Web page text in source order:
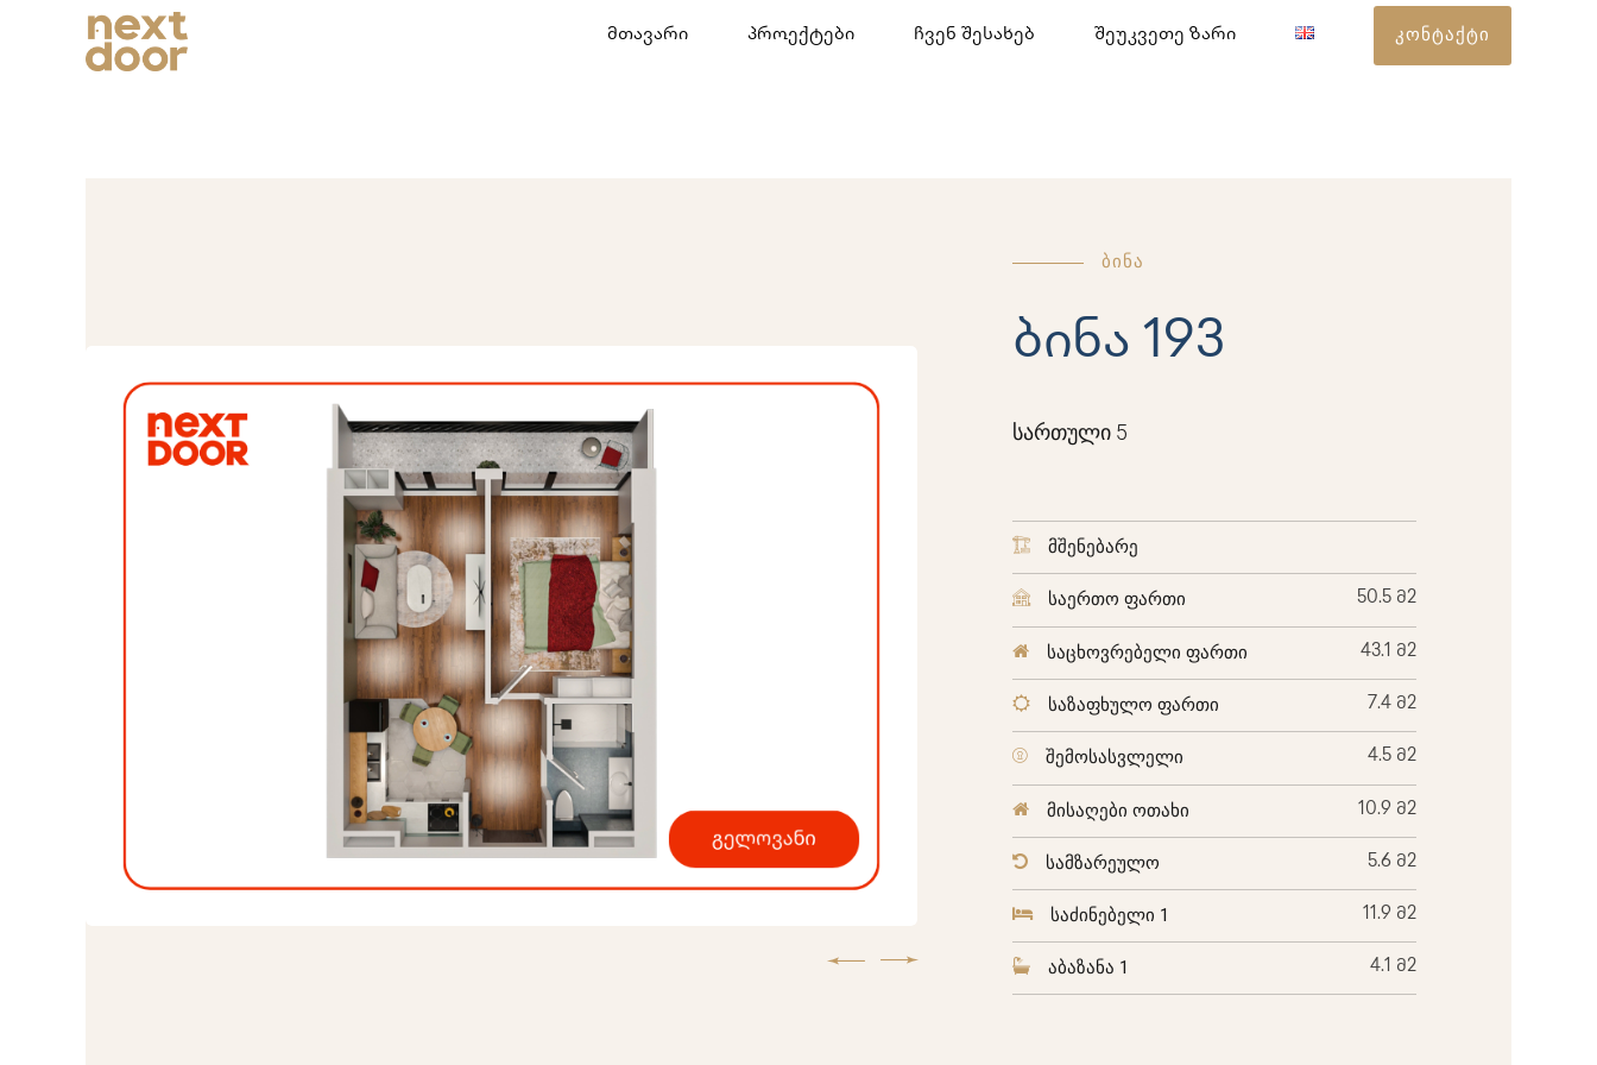
კონტაქტი
მთავარი პროექტები ჩვენ შესახებ შეუკვეთე ზარი
ბინა
ბინა 193
სართული 5
მშენებარე
საერთო ფართი 50.5 მ2
საცხოვრებელი ფართი 43.1 მ2
საზაფხულო ფართი 7.4 მ2
შემოსასვლელი 4.5 მ2
მისაღები ოთახი 10.9 მ2
სამზარეულო 5.6 მ2
საძინებელი 1 11.9 მ2
აბაზანა 1 4.1 მ2